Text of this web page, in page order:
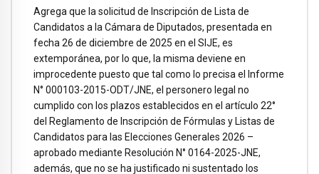
Agrega que la solicitud de Inscripción de Lista de
Candidatos a la Cámara de Diputados, presentada en
fecha 26 de diciembre de 2025 en el SIJE, es
extemporánea, por lo que, la misma deviene en
improcedente puesto que tal como lo precisa el Informe
N° 000103-2015-ODT/JNE, el personero legal no
cumplido con los plazos establecidos en el artículo 22°
del Reglamento de Inscripción de Fórmulas y Listas de
Candidatos para las Elecciones Generales 2026 –
aprobado mediante Resolución N° 0164-2025-JNE,
además, que no se ha justificado ni sustentado los